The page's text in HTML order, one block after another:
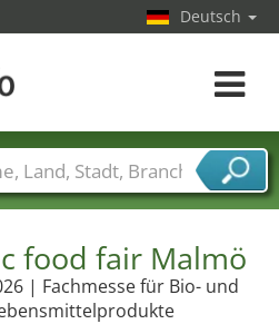
food fair Malmö
| Fachmesse für Bio- und
Deutsch
Toggle
Städte
Branchen